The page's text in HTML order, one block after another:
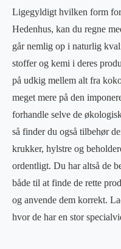
Ligegyldigt hvilken form
Hedenhus, kan du regne
går nemlig op i naturlig
stoffer og kemi i deres
på udkig mellem alt fra
meget mere på den
forhandle selve de
så finder du også tilbehør
krukker, hylstre og
ordentligt. Du har altså de
både til at finde de rette
og anvende dem korrekt.
hvor de har en stor